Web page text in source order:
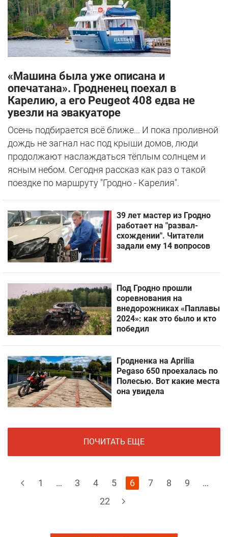
«Машина была уже описана и
опечатана». Гродненец поехал в
Карелию, а его Peugeot 408 едва не
увезли на эвакуаторе
Осень подбирается всё ближе... И пока проливной
дождь не загнал нас под крыши домов, люди
продолжают наслаждаться тёплым солнцем и
ясным небом. Сегодня рассказ как раз о такой
поездке по маршруту "Гродно - Карелия".
39 лет мастер из Гродно
работает на "развал-
схождении". Читатели
задали ему 14 вопросов
Под Гродно прошли
соревнования на
внедорожниках «Паплавы
2024»: как это было и кто
победил
Гродненка на Aprilia
Pegaso 650 проехалась по
Полесью. Вот какие места
она увидела
ПОЧИТАТЬ ЕЩЕ
1 … 3 4 5 6 7 8 9
…
22